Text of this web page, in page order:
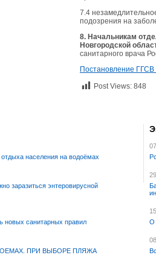
7.4
подозрения на
8. Начальникам
Новгородской
санитарного врача
Постановление
Post Views: 848
населения на водоёмах
заразиться энтеровирусной
новых санитарных правил
ПРИ ВЫБОРЕ ПЛЯЖА
О